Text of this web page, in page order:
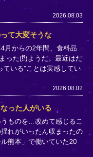
2026.08.03
て大変そうな
月からの2年間、食料品
った(⁉)ようだ。最近はだ
ている”ことは実感してい
2026.08.02
った人がいる
ものを…改めて感じるこ
れがいったん収まったの
熊本」で働いていた20